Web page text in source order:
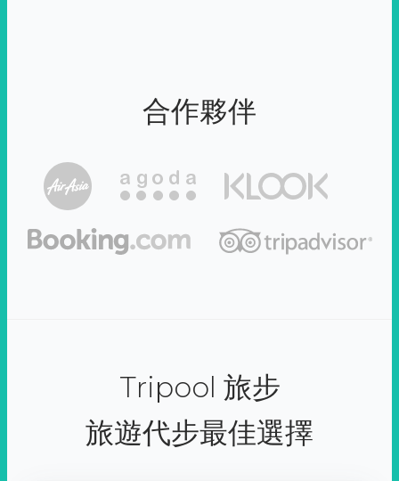
合作夥伴
Tripool 旅步
旅遊代步最佳選擇